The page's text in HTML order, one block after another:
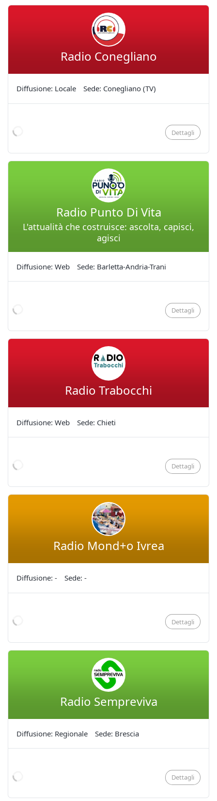
Radio Conegliano
Diffusione: Locale Sede: Conegliano (TV)
Dettagli
Radio Punto Di Vita
L'attualità che costruisce: ascolta, capisci,
agisci
Diffusione: Web Sede: Barletta-Andria-Trani
Dettagli
Radio Trabocchi
Diffusione: Web Sede: Chieti
Dettagli
Radio Mond+o Ivrea
Diffusione: - Sede: -
Dettagli
Radio Sempreviva
Diffusione: Regionale Sede: Brescia
Dettagli